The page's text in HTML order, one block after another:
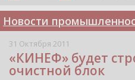
Новости
31 Октября 2011
«КИНЕФ» будет
очистной блок